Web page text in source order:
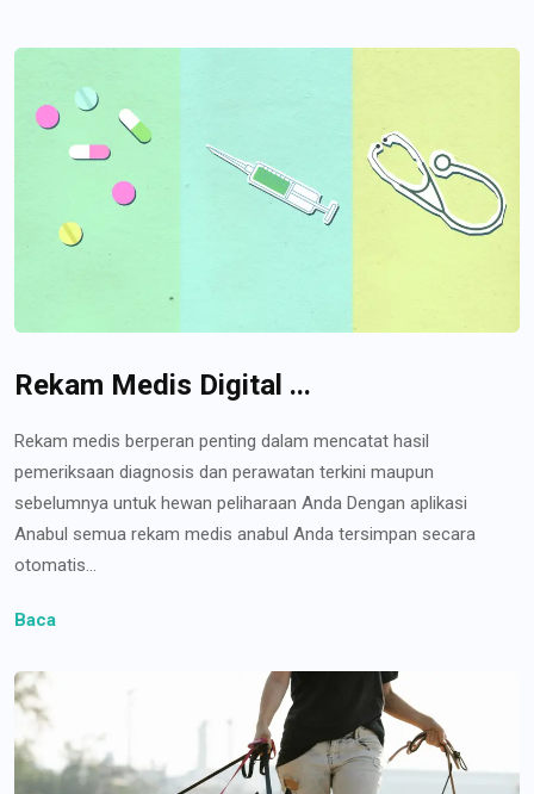
Rekam Medis Digital ...
Rekam medis berperan penting dalam mencatat hasil
pemeriksaan diagnosis dan perawatan terkini maupun
sebelumnya untuk hewan peliharaan Anda Dengan aplikasi
Anabul semua rekam medis anabul Anda tersimpan secara
otomatis...
Baca